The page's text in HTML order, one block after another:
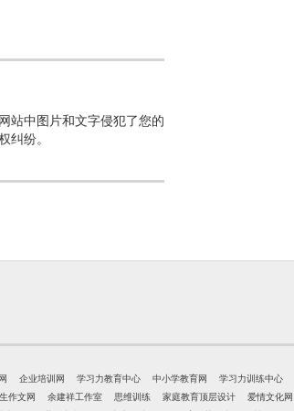
站中图片和文字侵犯了您的
纷。
企业培训网 学习力教育中心 中小学教育网 学习力训练中心
作文网 余建祥工作室 思维训练 家庭教育顶层设计 爱情文化网